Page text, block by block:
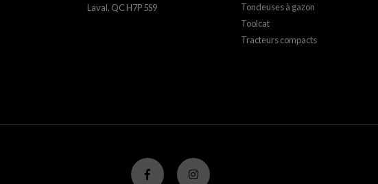
Laval, QC H7P 5S9
Tondeuses à gazon
Toolcat
Tracteurs compacts